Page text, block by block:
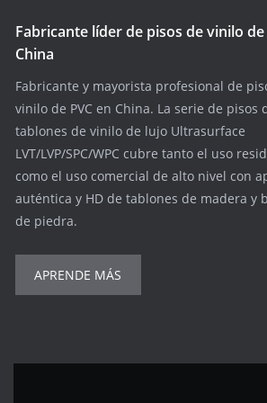
Fabricante líder de pisos de vinilo de
China
Fabricante y mayorista profesional de
vinilo de PVC en China. La serie de pisos
tablones de vinilo de lujo Ultrasurface
LVT/LVP/SPC/WPC cubre tanto el uso
como el uso comercial de alto nivel con
auténtica y HD de tablones de madera y
de piedra.
APRENDE MÁS